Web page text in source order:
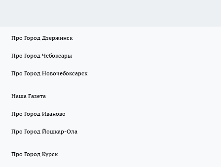
Про Город Дзержинск
Про Город Чебоксары
Про Город Новочебоксарск
Наша Газета
Про Город Иваново
Про Город Йошкар-Ола
Про Город Курск